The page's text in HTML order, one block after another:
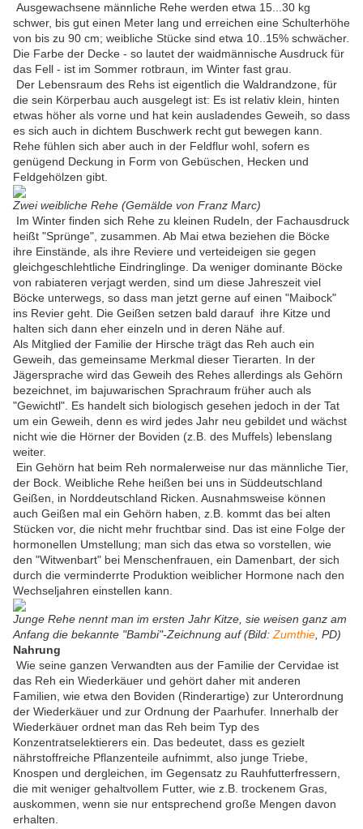
Ausgewachsene männliche Rehe werden etwa 15...30 kg
schwer, bis gut einen Meter lang und erreichen eine Schulterhöhe
von bis zu 90 cm; weibliche Stücke sind etwa 10..15% schwächer.
Die Farbe der Decke - so lautet der waidmännische Ausdruck für
das Fell - ist im Sommer rotbraun, im Winter fast grau.
Der Lebensraum des Rehs ist eigentlich die Waldrandzone, für
die sein Körperbau auch ausgelegt ist: Es ist relativ klein, hinten
etwas höher als vorne und hat kein ausladendes Geweih, so dass
es sich auch in dichtem Buschwerk recht gut bewegen kann.
Rehe fühlen sich aber auch in der Feldflur wohl, sofern es
genügend Deckung in Form von Gebüschen, Hecken und
Feldgehölzen gibt.
Zwei weibliche Rehe (Gemälde von Franz Marc)
Im Winter finden sich Rehe zu kleinen Rudeln, der Fachausdruck
heißt "Sprünge", zusammen. Ab Mai etwa beziehen die Böcke
ihre Einstände, als ihre Reviere und verteideigen sie gegen
gleichgeschlehtliche Eindringlinge. Da weniger dominante Böcke
von rabiateren verjagt werden, sind um diese Jahreszeit viel
Böcke unterwegs, so dass man jetzt gerne auf einen "Maibock"
ins Revier geht. Die Geißen setzen bald darauf ihre Kitze und
halten sich dann eher einzeln und in deren Nähe auf.
Als Mitglied der Familie der Hirsche trägt das Reh auch ein
Geweih, das gemeinsame Merkmal dieser Tierarten. In der
Jägersprache wird das Geweih des Rehes allerdings als Gehörn
bezeichnet, im bajuwarischen Sprachraum früher auch als
"Gewichtl". Es handelt sich biologisch gesehen jedoch in der Tat
um ein Geweih, denn es wird jedes Jahr neu gebildet und wächst
nicht wie die Hörner der Boviden (z.B. des Muffels) lebenslang
weiter.
Ein Gehörn hat beim Reh normalerweise nur das männliche Tier,
der Bock. Weibliche Rehe heißen bei uns in Süddeutschland
Geißen, in Norddeutschland Ricken. Ausnahmsweise können
auch Geißen mal ein Gehörn haben, z.B. kommt das bei alten
Stücken vor, die nicht mehr fruchtbar sind. Das ist eine Folge der
hormonellen Umstellung; man sich das etwa so vorstellen, wie
den "Witwenbart" bei Menschenfrauen, ein Damenbart, der sich
durch die verminderrte Produktion weiblicher Hormone nach den
Wechseljahren einstellen kann.
Junge Rehe nennt man im ersten Jahr Kitze, sie weisen ganz am
Anfang die bekannte "Bambi"-Zeichnung auf (Bild: Zumthie , PD)
Nahrung
Wie seine ganzen Verwandten aus der Familie der Cervidae ist
das Reh ein Wiederkäuer und gehört daher mit anderen
Familien, wie etwa den Boviden (Rinderartige) zur Unterordnung
der Wiederkäuer und zur Ordnung der Paarhufer. Innerhalb der
Wiederkäuer ordnet man das Reh beim Typ des
Konzentratselektierers ein. Das bedeutet, dass es gezielt
nährstoffreiche Pflanzenteile aufnimmt, also junge Triebe,
Knospen und dergleichen, im Gegensatz zu Rauhfutterfressern,
die mit weniger gehaltvollem Futter, wie z.B. trockenem Gras,
auskommen, wenn sie nur entsprechend große Mengen davon
erhalten.